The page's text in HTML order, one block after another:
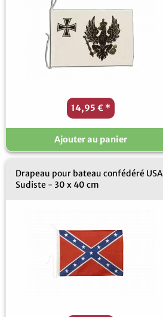
14,95 € *
Ajouter au panier
Drapeau pour bateau confédéré USA
Sudiste - 30 x 40 cm